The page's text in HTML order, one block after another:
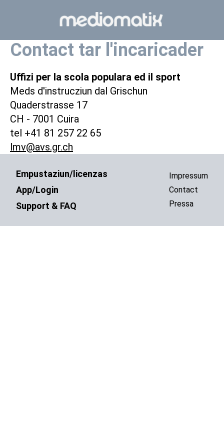
Contact tar l'incaricader
Uffizi per la scola populara ed il sport
Meds d'instrucziun dal Grischun
Quaderstrasse 17
CH - 7001 Cuira
tel +41 81 257 22 65
lmv@avs.gr.ch
Empustaziun/licenzas
App/Login
Support & FAQ
Impressum
Contact
Pressa